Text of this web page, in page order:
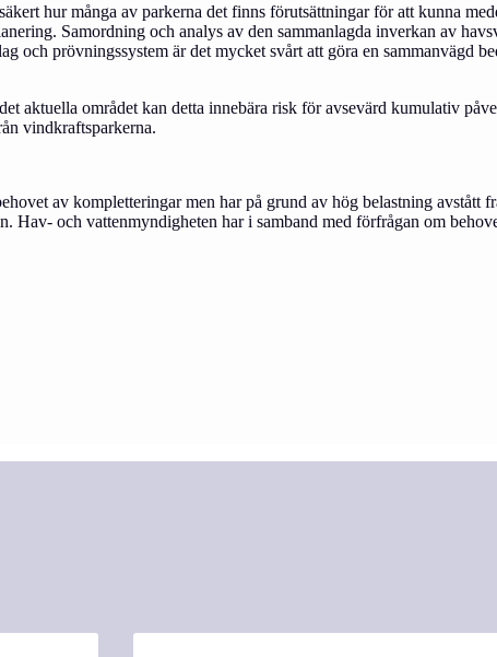
hur många av parkerna det finns förutsättningar för att kunna
Samordning och analys av den sammanlagda inverkan av
och prövningssystem är det mycket svårt att göra en sammanvägd
aktuella området kan detta innebära risk för avsevärd kumulativ
vindkraftsparkerna.
av kompletteringar men har på grund av hög belastning avstått
Hav- och vattenmyndigheten har i samband med förfrågan om